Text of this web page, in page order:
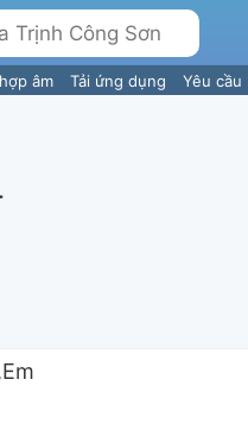
âm Tải ứng dụng Yêu cầu